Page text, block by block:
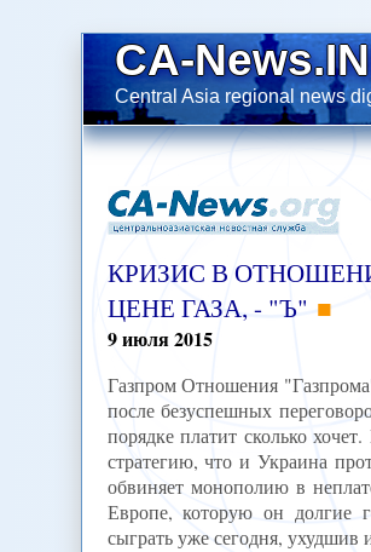
CA-
Central Asia regional news
КРИЗИС В
ЦЕНЕ ГАЗА, - "Ъ"
9июля2015
Газпром Отношения
после безуспешных
порядке платит сколько
стратегию, что и Украина
обвиняет монополию в
Европе, которую он долгие
сыграть уже сегодня,